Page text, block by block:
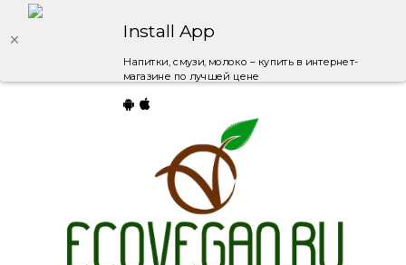
Install App
Напитки, смузи, молоко – купить в интернет-
магазине по лучшей цене